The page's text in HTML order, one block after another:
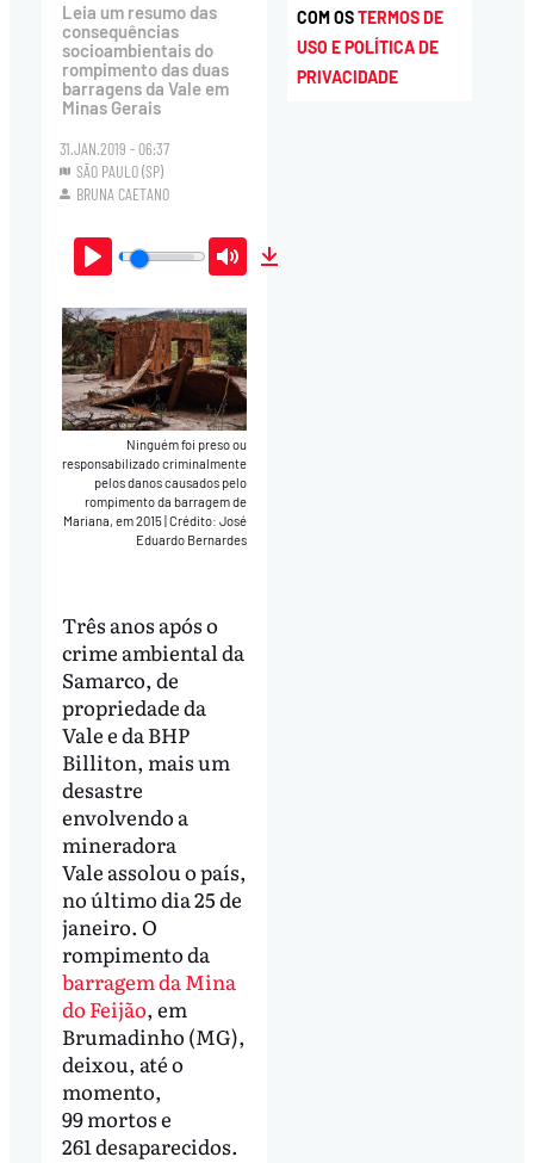
Leia um resumo das
consequências
socioambientais do
rompimento das duas
barragens da Vale em
Minas Gerais
31.JAN.2019 - 06:37
SÃO PAULO (SP)
BRUNA CAETANO
Play Mute
Ninguém foi preso ou
responsabilizado criminalmente
pelos danos causados pelo
rompimento da barragem de
Mariana, em 2015 Crédito: José
Eduardo Bernardes
Três anos após o
crime ambiental da
Samarco, de
propriedade da
Vale e da BHP
Billiton, mais um
desastre
envolvendo a
mineradora
Vale assolou o país,
no último dia 25 de
janeiro. O
rompimento da
barragem da Mina
do Feijão, em
Brumadinho (MG),
deixou, até o
momento,
99 mortos e
261 desaparecidos.
COM OSTERMOS DE
USO E POLÍTICA DE
PRIVACIDADE